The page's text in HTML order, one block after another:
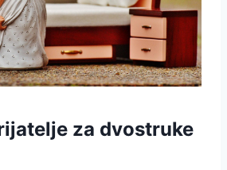
za dvostruke